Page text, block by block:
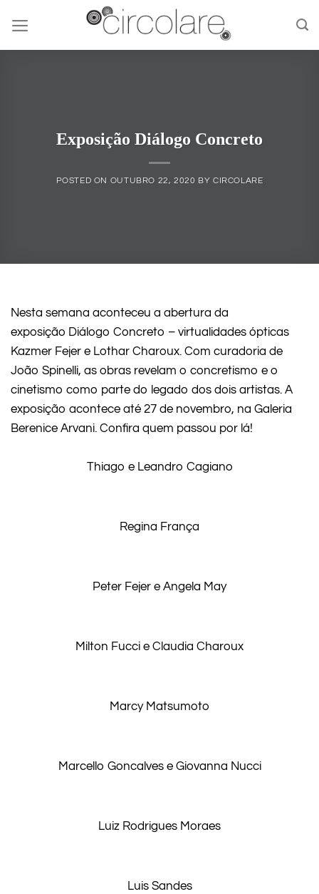
content
Exposição Diálogo Concreto
POSTED ON OUTUBRO 22, 2020 BY CIRCOLARE
Nesta semana aconteceu a abertura da
exposição Diálogo Concreto – virtualidades ópticas
Kazmer Fejer e Lothar Charoux. Com curadoria de
João Spinelli, as obras revelam o concretismo e o
cinetismo como parte do legado dos dois artistas. A
exposição acontece até 27 de novembro, na Galeria
Berenice Arvani. Confira quem passou por lá!
Thiago e Leandro Cagiano
Regina França
Peter Fejer e Angela May
Milton Fucci e Claudia Charoux
Marcy Matsumoto
Marcello Goncalves e Giovanna Nucci
Luiz Rodrigues Moraes
Luis Sandes